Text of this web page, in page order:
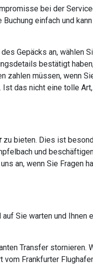
bei der
einfach und
Gepäcks an, wählen
bestätigt
zahlen müssen, wenn
Ist das nicht eine tolle
zu bieten. Dies ist
und
an, wenn Sie Fragen
Sie warten und Ihnen
Transfer stornieren.
vom Frankfurter